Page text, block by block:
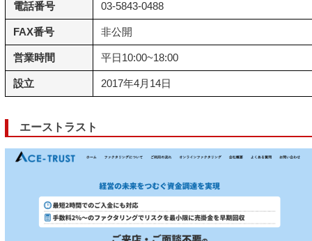
電話番号 03-5843-0488
FAX番号 非公開
営業時間 平日10:00~18:00
設立 2017年4月14日
エーストラスト